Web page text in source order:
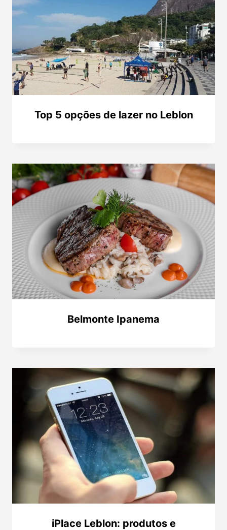
Top 5 opções de lazer no Leblon
Belmonte Ipanema
iPlace Leblon: produtos e